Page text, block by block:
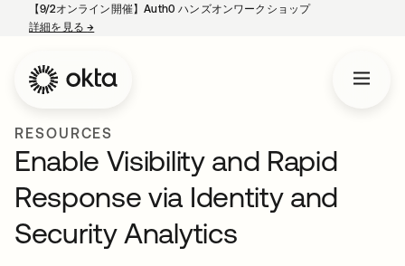
【9/2オンライン開催】Auth0 ハンズオンワークショップ
詳細を見る→
RESOURCES
Enable Visibility and Rapid
Response via Identity and
Security Analytics